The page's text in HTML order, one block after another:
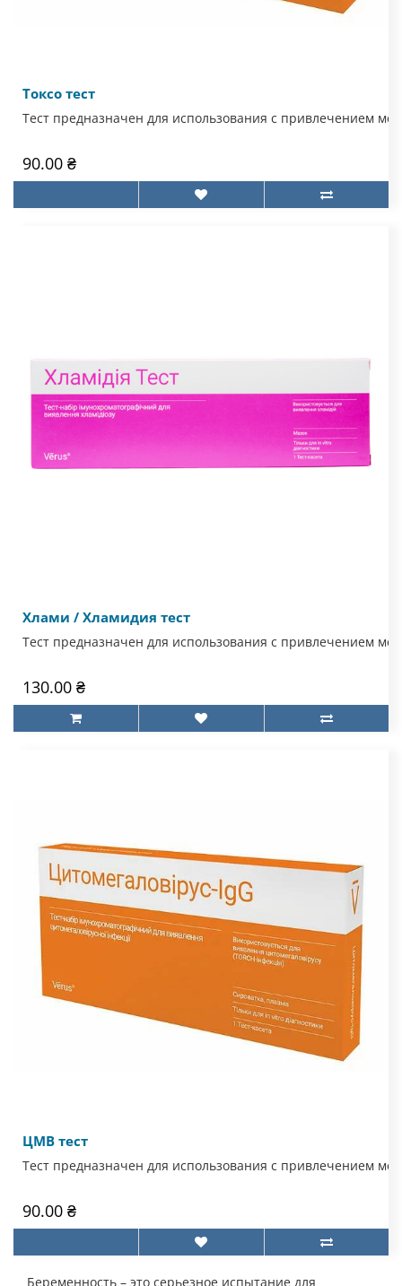
Токсо тест
Тест предназначен для использования с привлечением
90.00 ₴
Хлами / Хламидия тест
Тест предназначен для использования с привлечением
130.00 ₴
ЦМВ тест
Тест предназначен для использования с привлечением
90.00 ₴
Беременность – это серьезное испытание для